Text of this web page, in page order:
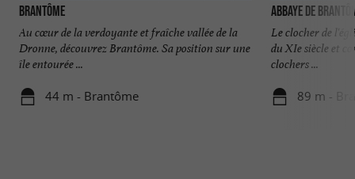
Brantôme
Au cœur de la verdoyante et fraîche vallée de la
Dronne, découvrez Brantôme. Sa position sur une
île entourée ...
44 m - Brantôme
Abbaye de
Le clocher de
du XIe siècle et
clochers ...
89 m -